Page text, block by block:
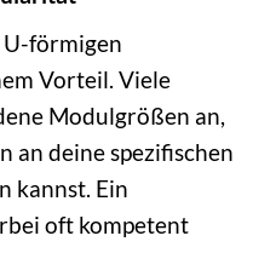
förmigen
Vorteil. Viele
Modulgrößen an,
an deine spezifischen
kannst. Ein
oft kompetent